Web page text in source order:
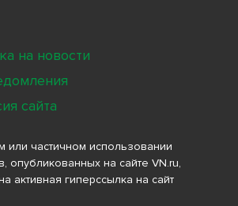
или частичном использовании
опубликованных на сайте VN.ru,
активная гиперссылка на сайт
на новости
сайта